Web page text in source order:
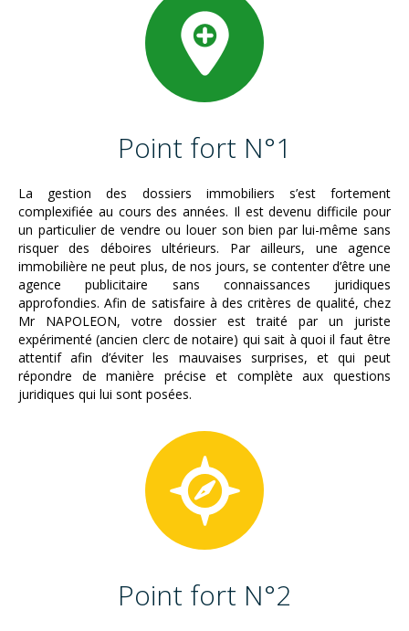
Point fort N°1
La gestion des dossiers immobiliers s’est fortement
complexifiée au cours des années. Il est devenu difficile pour
un particulier de vendre ou louer son bien par lui-même sans
risquer des déboires ultérieurs. Par ailleurs, une agence
immobilière ne peut plus, de nos jours, se contenter d’être une
agence publicitaire sans connaissances juridiques
approfondies. Afin de satisfaire à des critères de qualité, chez
Mr NAPOLEON, votre dossier est traité par un juriste
expérimenté (ancien clerc de notaire) qui sait à quoi il faut être
attentif afin d’éviter les mauvaises surprises, et qui peut
répondre de manière précise et complète aux questions
juridiques qui lui sont posées.
Point fort N°2